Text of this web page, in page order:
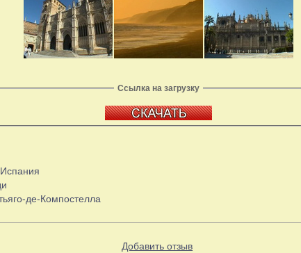
Ссылка на загрузку
де-Компостелла
Добавить отзыв